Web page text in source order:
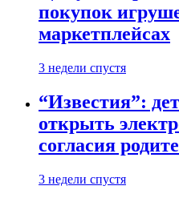
покупок
маркетплейсах
3 недели спустя
“Известия”:
открыть
согласия
3 недели спустя